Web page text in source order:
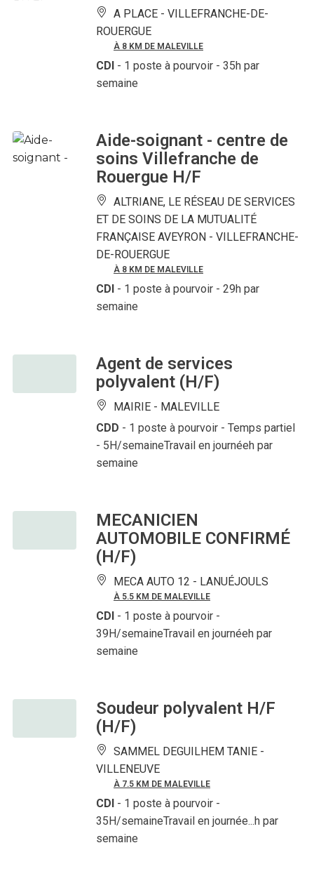
A PLACE - VILLEFRANCHE-DE-
ROUERGUE
À 8 KM DE MALEVILLE
CDI - 1 poste à pourvoir - 35h par
semaine
Aide-soignant - centre de
soins Villefranche de
Rouergue H/F
ALTRIANE, LE RÉSEAU DE SERVICES
ET DE SOINS DE LA MUTUALITÉ
FRANÇAISE AVEYRON - VILLEFRANCHE-
DE-ROUERGUE
À 8 KM DE MALEVILLE
CDI - 1 poste à pourvoir - 29h par
semaine
Agent de services
polyvalent (H/F)
MAIRIE - MALEVILLE
CDD - 1 poste à pourvoir - Temps partiel
- 5H/semaineTravail en journéeh par
semaine
MECANICIEN
AUTOMOBILE CONFIRMÉ
(H/F)
MECA AUTO 12 - LANUÉJOULS
À 5.5 KM DE MALEVILLE
CDI - 1 poste à pourvoir -
39H/semaineTravail en journéeh par
semaine
Soudeur polyvalent H/F
(H/F)
SAMMEL DEGUILHEM TANIE -
VILLENEUVE
À 7.5 KM DE MALEVILLE
CDI - 1 poste à pourvoir -
35H/semaineTravail en journée...h par
semaine